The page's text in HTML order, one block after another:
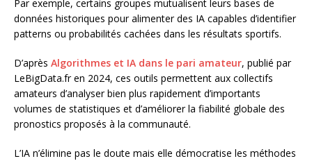
Par exemple, certains groupes mutualisent leurs bases de
données historiques pour alimenter des IA capables d’identifier
patterns ou probabilités cachées dans les résultats sportifs.
D’après Algorithmes et IA dans le pari amateur, publié par
LeBigData.fr en 2024, ces outils permettent aux collectifs
amateurs d’analyser bien plus rapidement d’importants
volumes de statistiques et d’améliorer la fiabilité globale des
pronostics proposés à la communauté.
L’IA n’élimine pas le doute mais elle démocratise les méthodes